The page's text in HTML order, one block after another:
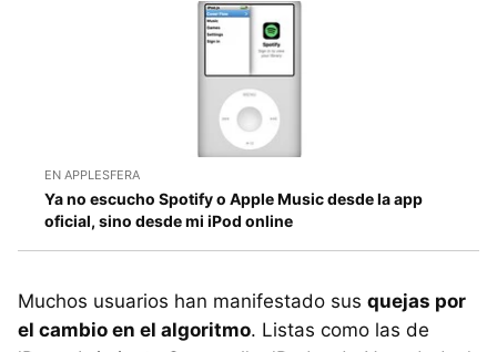
EN APPLESFERA
Ya no escucho Spotify o Apple Music desde la app
oficial, sino desde mi iPod online
Muchos usuarios han manifestado sus quejas por
el cambio en el algoritmo. Listas como las de